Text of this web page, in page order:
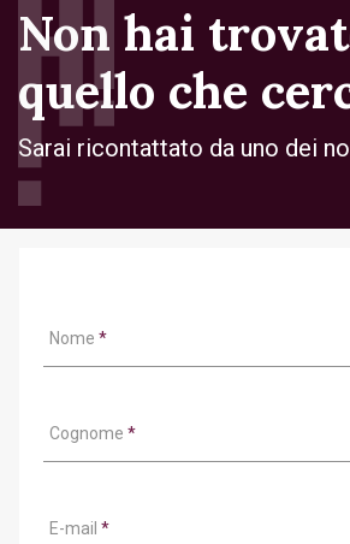
Non hai
quello che
Sarai ricontattato da uno dei
Nome *
Cognome *
E-mail *